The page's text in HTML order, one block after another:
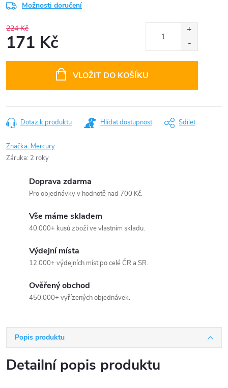
Možnosti doručení
224 Kč
171 Kč
VLOŽIT DO KOŠÍKU
Dotaz k produktu Hlídat dostupnost Sdílet
Značka: Mercury
Záruka: 2 roky
Doprava zdarma
Pro objednávky v hodnotě nad 700 Kč.
Vše máme skladem
40.000+ kusů zboží ve vlastním skladu.
Výdejní místa
12.000+ výdejních míst po celé ČR a SR.
Ověřený obchod
450.000+ vyřízených objednávek.
Popis produktu
Detailní popis produktu